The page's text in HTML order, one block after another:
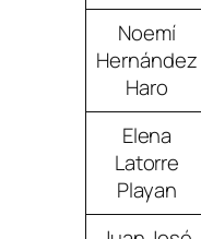
Noemí
Hernández
Haro
Elena
Latorre
Playan